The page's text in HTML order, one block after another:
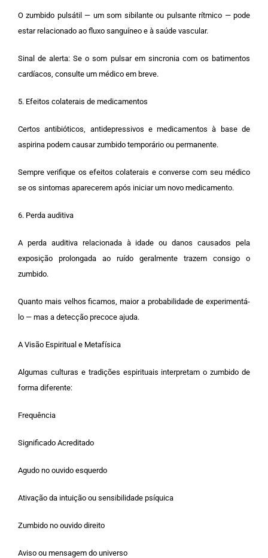
O zumbido pulsátil — um som sibilante ou pulsante rítmico — pode
estar relacionado ao fluxo sanguíneo e à saúde vascular.
Sinal de alerta: Se o som pulsar em sincronia com os batimentos
cardíacos, consulte um médico em breve.
5. Efeitos colaterais de medicamentos
Certos antibióticos, antidepressivos e medicamentos à base de
aspirina podem causar zumbido temporário ou permanente.
Sempre verifique os efeitos colaterais e converse com seu médico
se os sintomas aparecerem após iniciar um novo medicamento.
6. Perda auditiva
A perda auditiva relacionada à idade ou danos causados ​​pela
exposição prolongada ao ruído geralmente trazem consigo o
zumbido.
Quanto mais velhos ficamos, maior a probabilidade de experimentá-
lo — mas a detecção precoce ajuda.
A Visão Espiritual e Metafísica
Algumas culturas e tradições espirituais interpretam o zumbido de
forma diferente:
Frequência
Significado Acreditado
Agudo no ouvido esquerdo
Ativação da intuição ou sensibilidade psíquica
Zumbido no ouvido direito
Aviso ou mensagem do universo